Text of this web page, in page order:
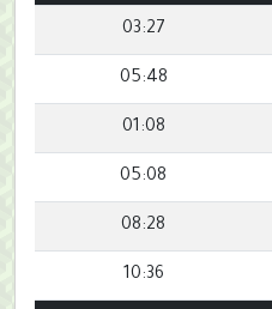
03:27
05:48
01:08
05:08
08:28
10:36